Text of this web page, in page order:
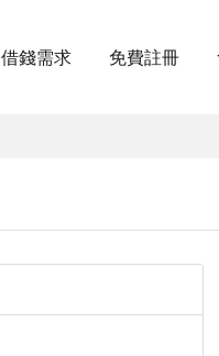
借錢需求 免費註冊